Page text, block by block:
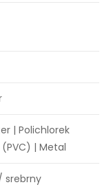
| Polichlorek
| Metal
srebrny